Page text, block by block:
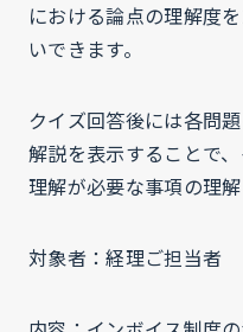
における論点の理解度
いできます。
クイズ回答後には各問
解説を表示することで
理解が必要な事項の理解
対象者：経理ご担当者